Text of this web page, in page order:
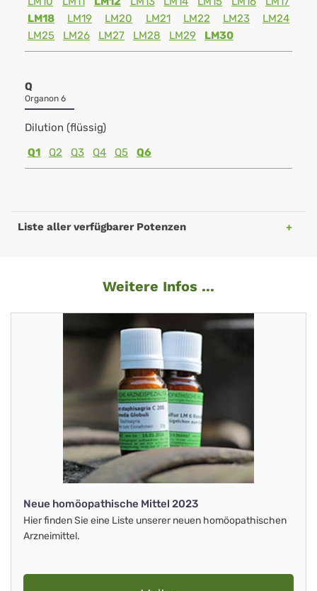
LM18
LM19 LM20 LM21 LM22 LM23
LM24
LM25
LM26 LM27 LM28 LM29 LM30
Q
Organon 6
Dilution (flüssig)
Q1
Q2 Q3 Q4 Q5 Q6
Liste aller verfügbarer Potenzen
Weitere Infos ...
Neue homöopathische Mittel 2023
Hier finden Sie eine Liste unserer neuen homöopathischen
Arzneimittel.